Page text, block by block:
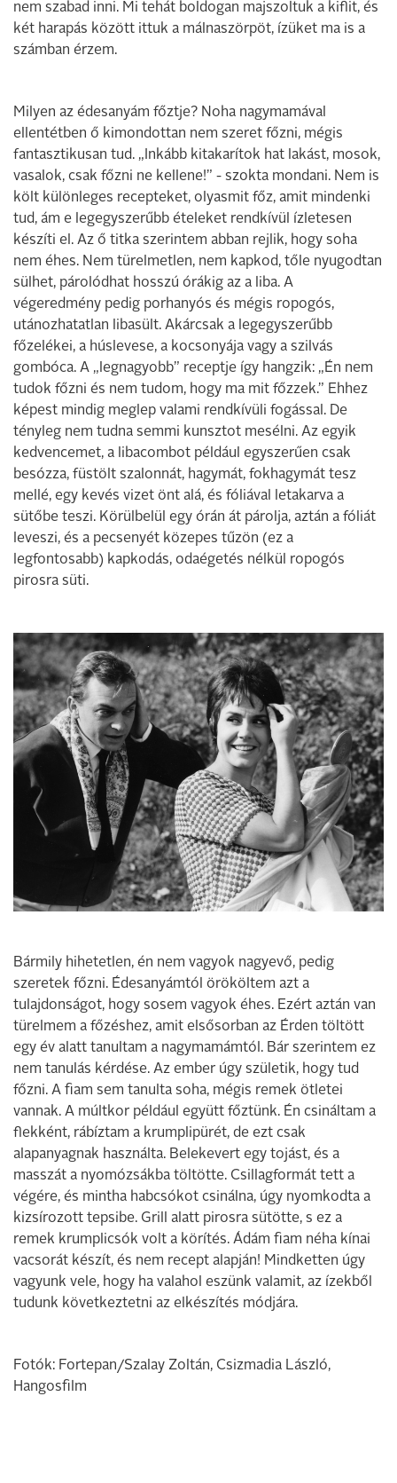
nem szabad inni. Mi tehát boldogan majszoltuk a kiflit, és
két harapás között ittuk a málnaszörpöt, ízüket ma is a
számban érzem.
Milyen az édesanyám főztje? Noha nagymamával
ellentétben ő kimondottan nem szeret főzni, mégis
fantasztikusan tud. „Inkább kitakarítok hat lakást, mosok,
vasalok, csak főzni ne kellene!” - szokta mondani. Nem is
költ különleges recepteket, olyasmit főz, amit mindenki
tud, ám e legegyszerűbb ételeket rendkívül ízletesen
készíti el. Az ő titka szerintem abban rejlik, hogy soha
nem éhes. Nem türelmetlen, nem kapkod, tőle nyugodtan
sülhet, párolódhat hosszú órákig az a liba. A
végeredmény pedig porhanyós és mégis ropogós,
utánozhatatlan libasült. Akárcsak a legegyszerűbb
főzelékei, a húslevese, a kocsonyája vagy a szilvás
gombóca. A „legnagyobb” receptje így hangzik: „Én nem
tudok főzni és nem tudom, hogy ma mit főzzek.” Ehhez
képest mindig meglep valami rendkívüli fogással. De
tényleg nem tudna semmi kunsztot mesélni. Az egyik
kedvencemet, a libacombot például egyszerűen csak
besózza, füstölt szalonnát, hagymát, fokhagymát tesz
mellé, egy kevés vizet önt alá, és fóliával letakarva a
sütőbe teszi. Körülbelül egy órán át párolja, aztán a fóliát
leveszi, és a pecsenyét közepes tűzön (ez a
legfontosabb) kapkodás, odaégetés nélkül ropogós
pirosra süti.
Bármily hihetetlen, én nem vagyok nagyevő, pedig
szeretek főzni. Édesanyámtól örököltem azt a
tulajdonságot, hogy sosem vagyok éhes. Ezért aztán van
türelmem a főzéshez, amit elsősorban az Érden töltött
egy év alatt tanultam a nagymamámtól. Bár szerintem ez
nem tanulás kérdése. Az ember úgy születik, hogy tud
főzni. A fiam sem tanulta soha, mégis remek ötletei
vannak. A múltkor például együtt főztünk. Én csináltam a
flekként, rábíztam a krumplipürét, de ezt csak
alapanyagnak használta. Belekevert egy tojást, és a
masszát a nyomózsákba töltötte. Csillagformát tett a
végére, és mintha habcsókot csinálna, úgy nyomkodta a
kizsírozott tepsibe. Grill alatt pirosra sütötte, s ez a
remek krumplicsók volt a körítés. Ádám fiam néha kínai
vacsorát készít, és nem recept alapján! Mindketten úgy
vagyunk vele, hogy ha valahol eszünk valamit, az ízekből
tudunk következtetni az elkészítés módjára.
Fotók: Fortepan/Szalay Zoltán, Csizmadia László,
Hangosfilm